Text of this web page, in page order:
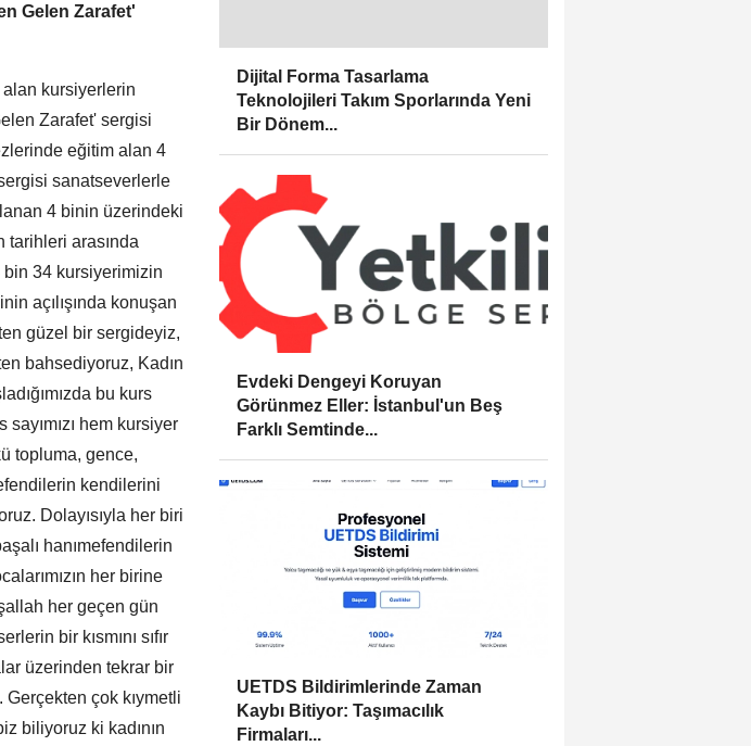
Gelen Zarafet'
kursiyerlerin
Zarafet' sergisi
eğitim alan 4
sanatseverlerle
4 binin üzerindeki
arasında
34 kursiyerimizin
açılışında konuşan
güzel bir sergideyiz,
bahsediyoruz, Kadın
bu kurs
sayımızı hem kursiyer
topluma, gence,
kendilerini
Dolayısıyla her biri
hanımefendilerin
her birine
her geçen gün
bir kısmını sıfır
üzerinden tekrar bir
çok kıymetli
biliyoruz ki kadının
Dijital Forma Tasarlama
Teknolojileri Takım Sporlarında Yeni
Bir Dönem...
Evdeki Dengeyi Koruyan
Görünmez Eller: İstanbul'un Beş
Farklı Semtinde...
UETDS Bildirimlerinde Zaman
Kaybı Bitiyor: Taşımacılık
Firmaları...